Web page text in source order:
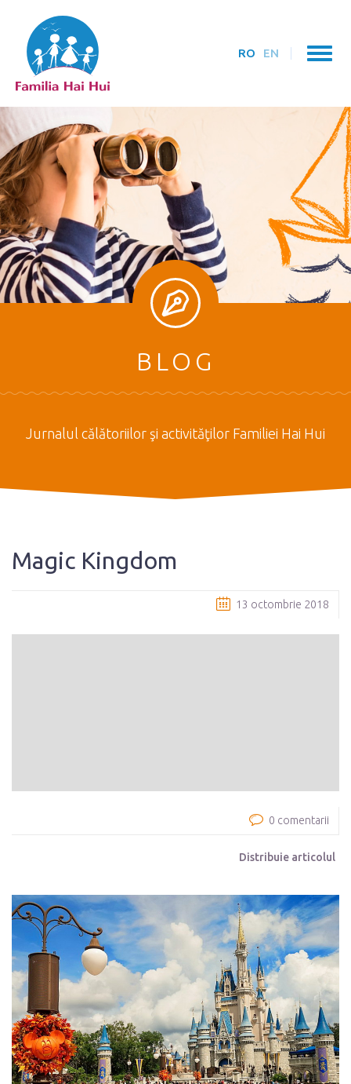
RO EN
BLOG
Jurnalul călătoriilor şi activităţilor Familiei Hai Hui
Magic Kingdom
13 octombrie 2018
0 comentarii
Distribuie articolul